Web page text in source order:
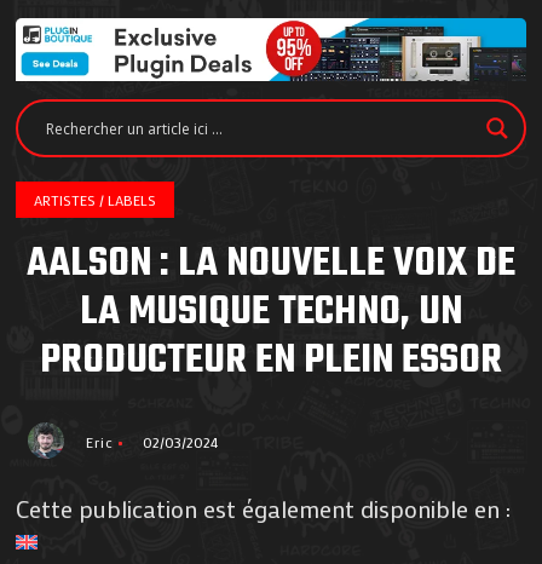
ARTISTES / LABELS
AALSON : LA NOUVELLE VOIX DE
LA MUSIQUE TECHNO, UN
PRODUCTEUR EN PLEIN ESSOR
Eric 02/03/2024
Cette publication est également disponible en :